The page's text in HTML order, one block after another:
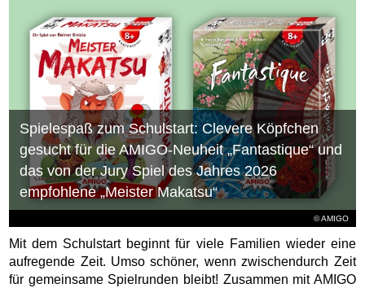
© AMIGO
Spielespaß zum Schulstart: Clevere Köpfchen
gesucht für die AMIGO-Neuheit „Fantastique“ und
das von der Jury Spiel des Jahres 2026
empfohlene „Meister Makatsu“
Mit dem Schulstart beginnt für viele Familien wieder eine
aufregende Zeit. Umso schöner, wenn zwischendurch Zeit
für gemeinsame Spielrunden bleibt! Zusammen mit AMIGO